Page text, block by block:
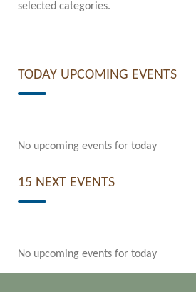
selected categories.
TODAY UPCOMING EVENTS
No upcoming events for today
15 NEXT EVENTS
No upcoming events for today